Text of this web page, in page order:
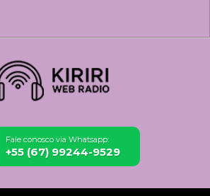
Fale conosco via Whatsapp:
+55 (67) 99244-9529